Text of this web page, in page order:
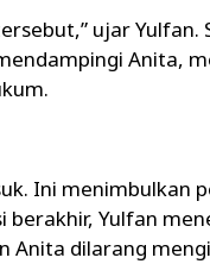
ujar Yulfan.
Anita,
Ini menimbulkan
Yulfan
Anita dilarang